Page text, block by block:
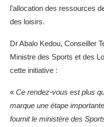
l’allocation des ressources
des loisirs.
Dr Abalo Kedou, Conseiller
Ministre des Sports et des
cette initiative :
« Ce rendez-vous est plus
marque une étape
fournit le ministère des